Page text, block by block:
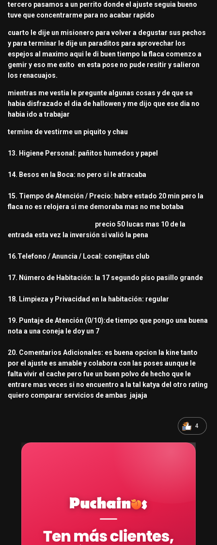
tercero pasamos a un perrito donde el ajuste seguia bueno
tuve que concentrarme para no acabar rapido
cuarto le dije un misionero para volver a degustar sus pechos
y para terminar le dije un paraditos para aprovechar los
espejos al maximo aqui le di buen tiempo la flaca comenzo a
gemir y eso me exito en esta pose no pude resitir y salieron
los renacuajos.
mientras me vestia le pregunte algunas cosas y de que se
habia disfrazado el dia de hallowen y me dijo que ese dia no
habia ido a trabajar
termine de vestirme un piquito y chau
13. Higiene Personal: pañitos humedos y papel
14. Besos en la Boca: no pero si le atracaba
15. Tiempo de Atención / Precio: habre estado 20 min pero la
flaca no es relojera si me demoraba mas no me botaba
precio 50 lucas mas 10 de la
entrada esta vez la inversión si valió la pena
16.Telefono / Anuncia / Local: conejitas club
17. Número de Habitación: la 17 segundo piso pasillo grande
18. Limpieza y Privacidad en la habitación: regular
19. Puntaje de Atención (0/10):de tiempo que pongo una buena
nota a una coneja le doy un 7
20. Comentarios Adicionales: es buena opcion la kine tanto
por el ajuste es amable y colabora con las poses aunque le
falta vivir el cache pero fue un buen polvo de hecho que le
entrare mas veces si no encuentro a la tal katya del otro rating
quiero comparar servicios de ambas jajaja
4